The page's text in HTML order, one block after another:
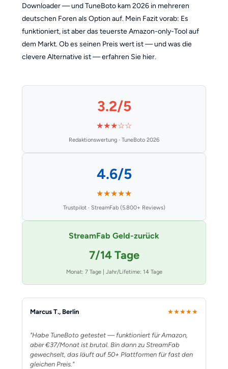
Downloader — und TuneBoto kam 2026 in mehreren
deutschen Foren als Option auf. Mein Fazit vorab: Es
funktioniert, ist aber das teuerste Amazon-only-Tool auf
dem Markt. Ob es seinen Preis wert ist — und was die
clevere Alternative ist — erfahren Sie hier.
3.2/5
★★★☆☆
Redaktionswertung · TuneBoto 2026
4.6/5
★★★★★
Trustpilot · StreamFab (5.800+ Reviews)
StreamFab Geld-zurück
7/14 Tage
Monat: 7 Tage | Jahr/Lifetime: 14 Tage
Marcus T., Berlin ★★★★★
"Habe TuneBoto getestet — funktioniert für Amazon,
aber €37/Monat ist brutal. Bin dann zu StreamFab
gewechselt, das läuft auf 50+ Plattformen für fast den
gleichen Preis."